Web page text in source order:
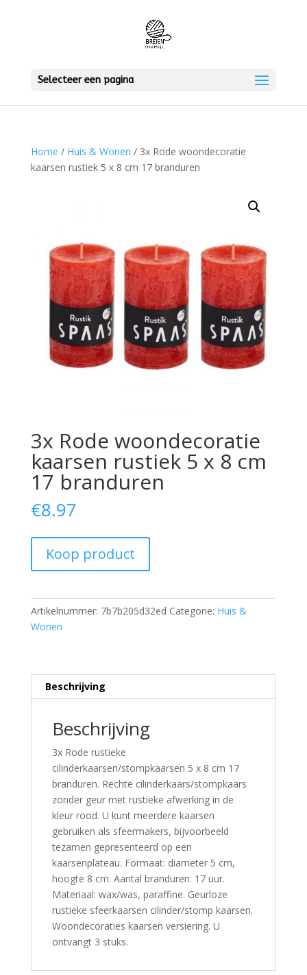
Selecteer een pagina
Home / Huis & Wonen / 3x Rode woondecoratie
kaarsen rustiek 5 x 8 cm 17 branduren
3x Rode woondecoratie
kaarsen rustiek 5 x 8 cm
17 branduren
€8.97
Koop product
Artikelnummer: 7b7b205d32ed Categorie: Huis &
Wonen
Beschrijving
Beschrijving
3x Rode rustieke
cilinderkaarsen/stompkaarsen 5 x 8 cm 17
branduren. Rechte cilinderkaars/stompkaars
zonder geur met rustieke afwerking in de
kleur rood. U kunt meerdere kaarsen
gebruiken als sfeermakers, bijvoorbeeld
tezamen gepresenteerd op een
kaarsenplateau. Formaat: diameter 5 cm,
hoogte 8 cm. Aantal branduren: 17 uur.
Materiaal: wax/was, paraffine. Geurloze
rustieke sfeerkaarsen cilinder/stomp kaarsen.
Woondecoraties kaarsen versiering. U
ontvangt 3 stuks.